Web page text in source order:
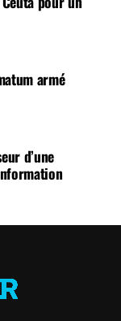
armé
d’une